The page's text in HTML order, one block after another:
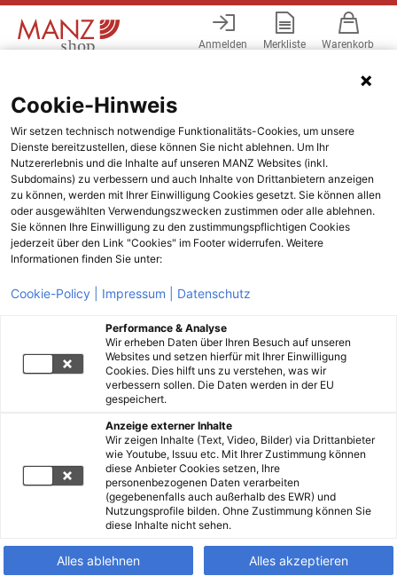
Anmelden Merkliste Warenkorb
Cookie-Hinweis
Wir setzen technisch notwendige Funktionalitäts-Cookies, um unsere
Dienste bereitzustellen, diese können Sie nicht ablehnen. Um Ihr
Nutzererlebnis und die Inhalte auf unseren MANZ Websites (inkl.
Subdomains) zu verbessern und auch Inhalte von Drittanbietern anzeigen
zu können, werden mit Ihrer Einwilligung Cookies gesetzt. Sie können allen
oder ausgewählten Verwendungszwecken zustimmen oder alle ablehnen.
Sie können Ihre Einwilligung zu den zustimmungspflichtigen Cookies
jederzeit über den Link "Cookies" im Footer widerrufen. Weitere
Informationen finden Sie unter:
Cookie-Policy | Impressum | Datenschutz
Performance & Analyse
Wir erheben Daten über Ihren Besuch auf unseren
Websites und setzen hierfür mit Ihrer Einwilligung
Cookies. Dies hilft uns zu verstehen, was wir
verbessern sollen. Die Daten werden in der EU
gespeichert.
Anzeige externer Inhalte
Wir zeigen Inhalte (Text, Video, Bilder) via Drittanbieter
wie Youtube, Issuu etc. Mit Ihrer Zustimmung können
diese Anbieter Cookies setzen, Ihre
personenbezogenen Daten verarbeiten
(gegebenenfalls auch außerhalb des EWR) und
Nutzungsprofile bilden. Ohne Zustimmung können Sie
diese Inhalte nicht sehen.
Alles ablehnen Alles akzeptieren